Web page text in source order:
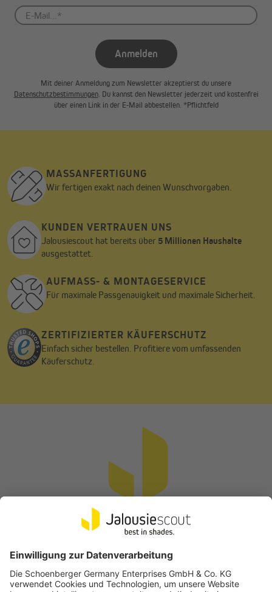
Anmelden
Mit deiner Anmeldung zum Newsletter akzeptierst du unsere
Datenschutzbestimmungen. Du kannst den Newsletter jederzeit und kostenfrei
über einen Link in der E-Mail abbestellen. *Pflichtfeld
MASSANFERTIGUNG
Wir fertigen exakt nach deinen Wunschvorgaben.
KUNDEN VERTRAUEN UNS
Jalousiescout hat bereits über 5 Millionen Haushalte
ausgestattet.
AUFMASS- & MONTAGESERVICE
Für maximale Passgenauigkeit und maximale Sicherheit.
ZERTIFIZIERTER KÄUFERSCHUTZ
Einfach sicher bestellen. Profitiere vom umfassenden
Käuferschutz.
Vertrag widerrufen